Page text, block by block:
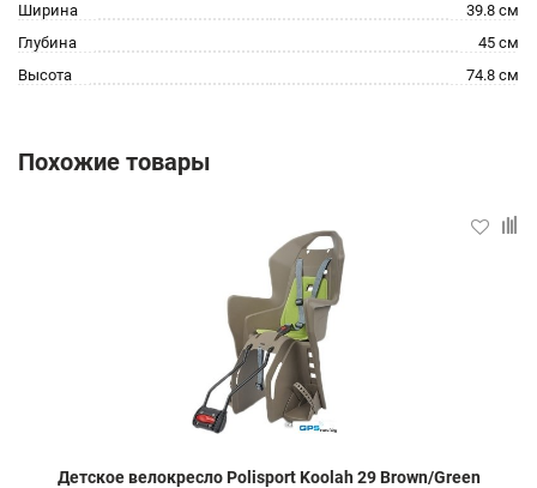
Ширина
39.8 см
Глубина
45 см
Высота
74.8 см
Похожие товары
Детское велокресло Polisport Koolah 29 Brown/Green